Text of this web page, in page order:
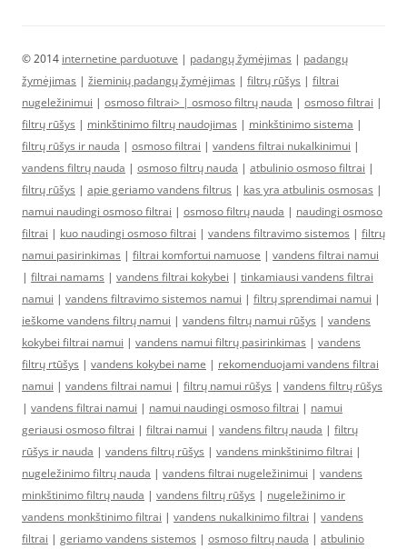
© 2014 internetine parduotuve | padangų žymėjimas | padangų
žymėjimas | žieminių padangų žymėjimas | filtrų rūšys | filtrai
nugeležinimui | osmoso filtrai> | osmoso filtrų nauda | osmoso filtrai |
filtrų rūšys | minkštinimo filtrų naudojimas | minkštinimo sistema |
filtrų rūšys ir nauda | osmoso filtrai | vandens filtrai nukalkinimui |
vandens filtrų nauda | osmoso filtrų nauda | atbulinio osmoso filtrai |
filtrų rūšys | apie geriamo vandens filtrus | kas yra atbulinis osmosas |
namui naudingi osmoso filtrai | osmoso filtrų nauda | naudingi osmoso
filtrai | kuo naudingi osmoso filtrai | vandens filtravimo sistemos | filtrų
namui pasirinkimas | filtrai komfortui namuose | vandens filtrai namui
| filtrai namams | vandens filtrai kokybei | tinkamiausi vandens filtrai
namui | vandens filtravimo sistemos namui | filtrų sprendimai namui |
ieškome vandens filtrų namui | vandens filtrų namui rūšys | vandens
kokybei filtrai namui | vandens namui filtrų pasirinkimas | vandens
filtrų rtūšys | vandens kokybei name | rekomenduojami vandens filtrai
namui | vandens filtrai namui | filtrų namui rūšys | vandens filtrų rūšys
| vandens filtrai namui | namui naudingi osmoso filtrai | namui
geriausi osmoso filtrai | filtrai namui | vandens filtrų nauda | filtrų
rūšys ir nauda | vandens filtrų rūšys | vandens minkštinimo filtrai |
nugeležinimo filtrų nauda | vandens filtrai nugeležinimui | vandens
minkštinimo filtrų nauda | vandens filtrų rūšys | nugeležinimo ir
vandens monkštinimo filtrai | vandens nukalkinimo filtrai | vandens
filtrai | geriamo vandens sistemos | osmoso filtrų nauda | atbulinio